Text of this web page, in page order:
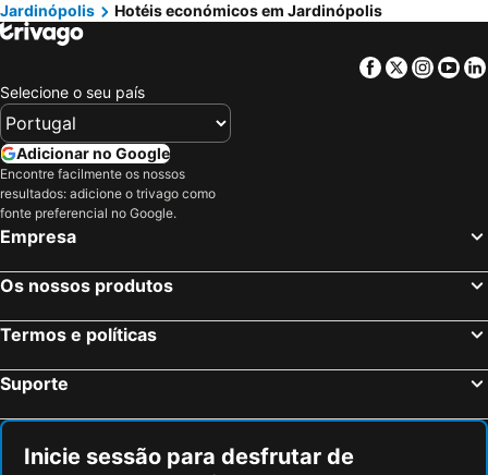
Taiwan Hotel
Hotel Portucali
Hotel Nova Sorocabana
Barão
Pousada Santa Rita
Hotel Amaz
Arq Inn Hotel
Motel Copacabana
Hotel Vancouver
Hotel Apiacás
Jardinópolis
Hotéis económicos em Jardinópolis
Facebook
Twitter
Selecione o seu país
Adicionar no Google
Encontre facilmente os nossos
resultados: adicione o trivago como
fonte preferencial no Google.
Empresa
Os nossos produtos
Termos e políticas
Suporte
Inicie sessão para desfrutar de